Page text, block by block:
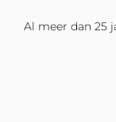
Al meer dan 25